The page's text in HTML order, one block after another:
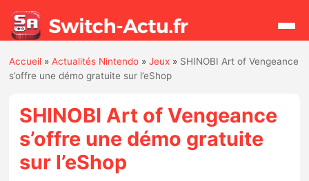
Actualités
Jeux
Accueil »Actualités Nintendo »Jeux » SHINOBI Art of Vengeance
s’offre une démo gratuite sur l’eShop
SHINOBI Art of Vengeance
s’offre une démo gratuite
sur l’eShop